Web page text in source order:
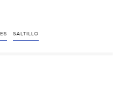
SALTILLO